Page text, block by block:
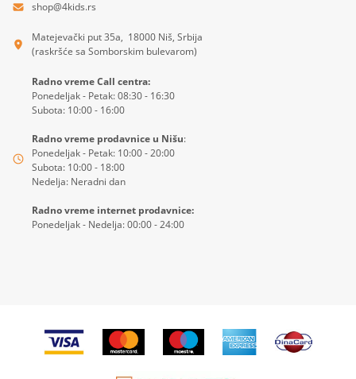
shop@4kids.rs
Matejevački put 35a, 18000 Niš, Srbija
(raskršće sa Somborskim bulevarom)
Radno vreme Call centra:
Ponedeljak - Petak: 08:30 - 16:30
Subota: 10:00 - 16:00
Radno vreme prodavnice u Nišu:
Ponedeljak - Petak: 10:00 - 20:00
Subota: 10:00 - 18:00
Nedelja: Neradni dan
Radno vreme internet prodavnice:
Ponedeljak - Nedelja: 00:00 - 24:00